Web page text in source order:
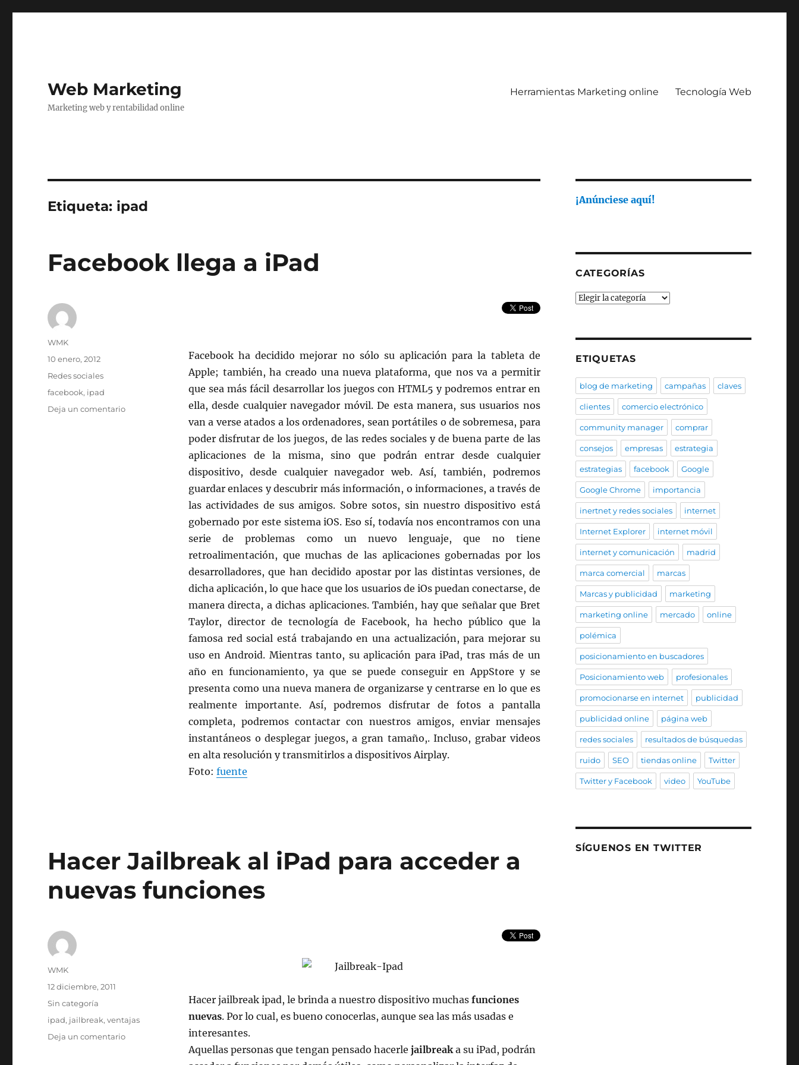
Web Marketing
Marketing web y rentabilidad online
Herramientas Marketing online Tecnología Web
Etiqueta: ipad
Facebook llega a iPad
Facebook ha decidido mejorar no sólo su aplicación para la tableta de
Apple; también, ha creado una nueva plataforma, que nos va a permitir
que sea más fácil desarrollar los juegos con HTML5 y podremos entrar en
ella, desde cualquier navegador móvil. De esta manera, sus usuarios nos
van a verse atados a los ordenadores, sean portátiles o de sobremesa, para
poder disfrutar de los juegos, de las redes sociales y de buena parte de las
aplicaciones de la misma, sino que podrán entrar desde cualquier
dispositivo, desde cualquier navegador web. Así, también, podremos
guardar enlaces y descubrir más información, o informaciones, a través de
las actividades de sus amigos. Sobre sotos, sin nuestro dispositivo está
gobernado por este sistema iOS. Eso sí, todavía nos encontramos con una
serie de problemas como un nuevo lenguaje, que no tiene
retroalimentación, que muchas de las aplicaciones gobernadas por los
desarrolladores, que han decidido apostar por las distintas versiones, de
dicha aplicación, lo que hace que los usuarios de iOs puedan conectarse, de
manera directa, a dichas aplicaciones. También, hay que señalar que Bret
Taylor, director de tecnología de Facebook, ha hecho público que la
famosa red social está trabajando en una actualización, para mejorar su
uso en Android. Mientras tanto, su aplicación para iPad, tras más de un
año en funcionamiento, ya que se puede conseguir en AppStore y se
presenta como una nueva manera de organizarse y centrarse en lo que es
realmente importante. Así, podremos disfrutar de fotos a pantalla
completa, podremos contactar con nuestros amigos, enviar mensajes
instantáneos o desplegar juegos, a gran tamaño,. Incluso, grabar videos
en alta resolución y transmitirlos a dispositivos Airplay.
Foto: fuente
Autor
WMK
Publicado
10 enero, 2012
Categorías
Redes sociales
Etiquetas
facebook, ipad
Deja un comentarioen
Hacer Jailbreak al iPad para acceder a
nuevas funciones
Hacer jailbreak ipad, le brinda a nuestro dispositivo muchas funciones
nuevas. Por lo cual, es bueno conocerlas, aunque sea las más usadas e
interesantes.
Aquellas personas que tengan pensado hacerle jailbreaka su iPad, podrán
Autor
WMK
Publicado
el
12 diciembre, 2011
Categorías
Sin categoría
Etiquetas
ipad, jailbreak,ventajas
Deja un comentarioen
¡Anúnciese aquí!
CATEGORÍAS
Categorías
ETIQUETAS
blog de marketing campañas claves
clientes comercio electrónico
community manager comprar
consejos empresas estrategia
estrategias facebook Google
Google Chrome importancia
inertnet y redes sociales internet
Internet Explorer internet móvil
internet y comunicación madrid
marca comercial marcas
Marcas y publicidad marketing
marketing online mercado online
polémica
posicionamiento en buscadores
Posicionamiento web profesionales
promocionarse en internet publicidad
publicidad online página web
redes sociales resultados de búsquedas
ruido SEO tiendas online Twitter
Twitter y Facebook video YouTube
SÍGUENOS EN TWITTER